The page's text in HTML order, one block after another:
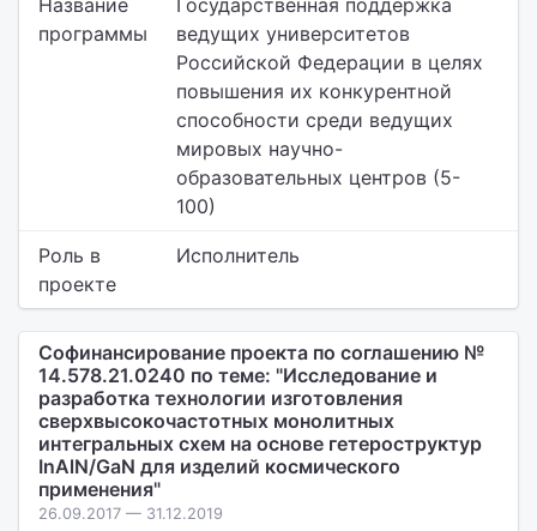
Название
программы
Государственная поддержка
ведущих университетов
Российской Федерации в целях
повышения их конкурентной
способности среди ведущих
мировых научно-
образовательных центров (5-
100)
Роль в
проекте
Исполнитель
Софинансирование проекта по соглашению №
14.578.21.0240 по теме: "Исследование и
разработка технологии изготовления
сверхвысокочастотных монолитных
интегральных схем на основе гетероструктур
InAlN/GaN для изделий космического
применения"
26.09.2017 — 31.12.2019